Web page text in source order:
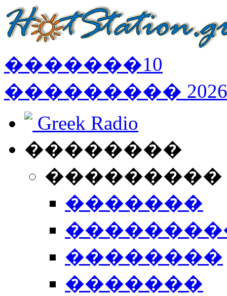
�������10
��������� 2026
Greek Radio
��������
�������
��������
�������